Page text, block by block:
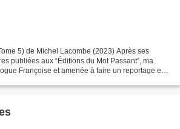
5) de Michel Lacombe (2023) Après ses
publiées aux “Éditions du Mot Passant”, ma
Françoise et amenée à faire un reportage en